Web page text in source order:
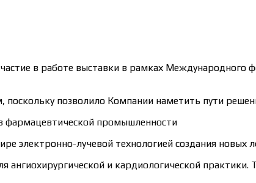
в работе выставки в рамках Международного
позволило Компании наметить пути
фармацевтической промышленности
электронно-лучевой технологией создания новых
и кардиологической